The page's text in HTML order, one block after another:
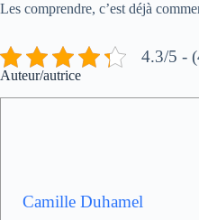
Les comprendre, c’est déjà
4.3/5 -
Auteur/autrice
Camille Duhamel